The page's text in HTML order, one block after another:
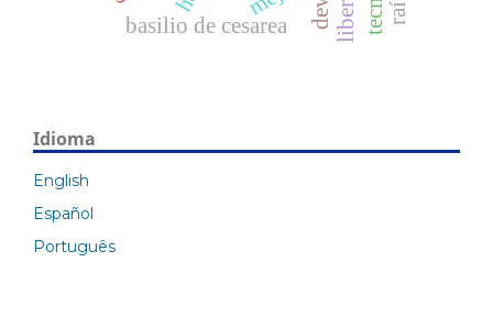
basilio de cesarea
Idioma
English
Español
Português